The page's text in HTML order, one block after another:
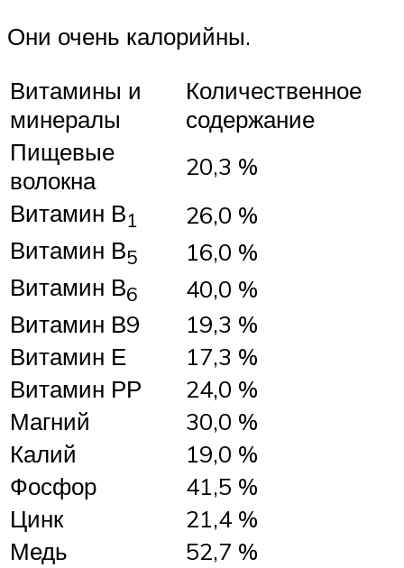
Они очень калорийны.
Витамины и
минералы
Количественное
содержание
Пищевые
волокна
20,3 %
Витамин В1
26,0 %
Витамин В5
16,0 %
Витамин В6
40,0 %
Витамин В9
19,3 %
Витамин Е
17,3 %
Витамин РР
24,0 %
Магний
30,0 %
Калий
19,0 %
Фосфор
41,5 %
Цинк
21,4 %
Медь
52,7 %